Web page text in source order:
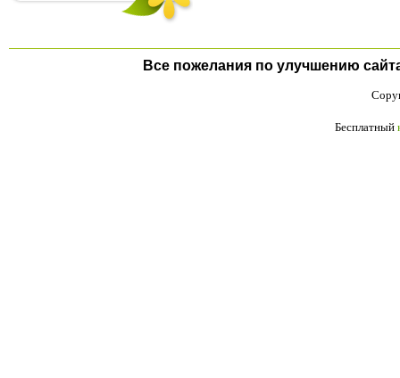
Все пожелания по улучшению
Бесплатный